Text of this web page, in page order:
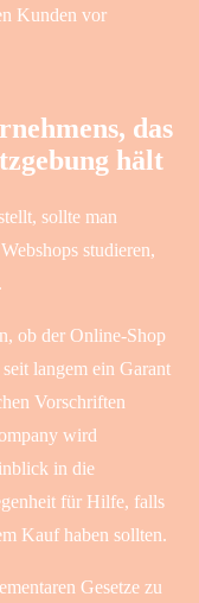
Kunden vor
das
hält
sollte man
studieren,
ob der Online-Shop
langem ein Garant
Vorschriften
wird
in die
für Hilfe, falls
Kauf haben sollten.
Gesetze zu